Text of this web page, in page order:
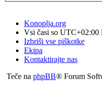
Konoplja.org
Vsi časi so UTC+02:00
Izbriši vse piškotke
Ekipa
Kontaktirajte nas
Teče na phpBB® Forum